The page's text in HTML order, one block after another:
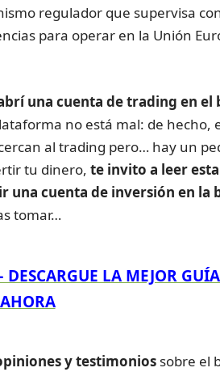
regulador que supervisa
para operar en la Unión
una cuenta de trading en el
no está mal: de hecho,
al trading pero… hay un
tu dinero, te invito a leer
una cuenta de inversión en la
tomar…
LA MEJOR
y testimonios sobre el